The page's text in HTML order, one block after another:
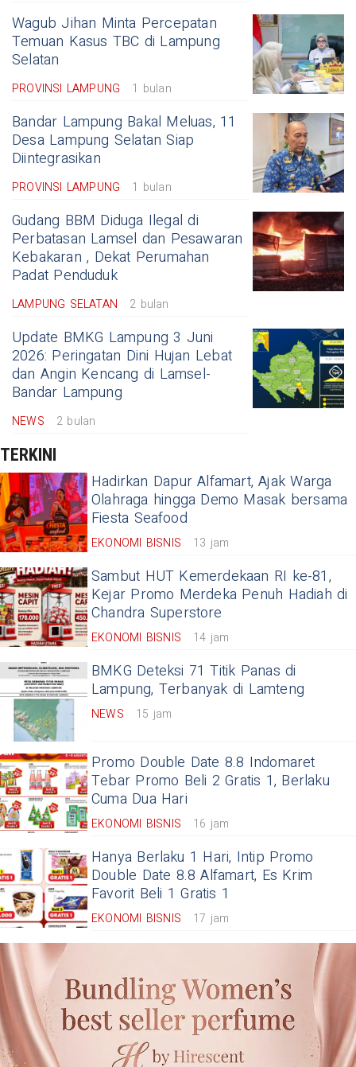
Wagub Jihan Minta Percepatan
Temuan Kasus TBC di Lampung
Selatan
PROVINSI LAMPUNG 1 bulan
Bandar Lampung Bakal Meluas, 11
Desa Lampung Selatan Siap
Diintegrasikan
PROVINSI LAMPUNG 1 bulan
Gudang BBM Diduga Ilegal di
Perbatasan Lamsel dan Pesawaran
Kebakaran , Dekat Perumahan
Padat Penduduk
LAMPUNG SELATAN 2 bulan
Update BMKG Lampung 3 Juni
2026: Peringatan Dini Hujan Lebat
dan Angin Kencang di Lamsel-
Bandar Lampung
NEWS 2 bulan
TERKINI
Hadirkan Dapur Alfamart, Ajak Warga
Olahraga hingga Demo Masak bersama
Fiesta Seafood
EKONOMI BISNIS 13 jam
Sambut HUT Kemerdekaan RI ke-81,
Kejar Promo Merdeka Penuh Hadiah di
Chandra Superstore
EKONOMI BISNIS 14 jam
BMKG Deteksi 71 Titik Panas di
Lampung, Terbanyak di Lamteng
NEWS 15 jam
Promo Double Date 8.8 Indomaret
Tebar Promo Beli 2 Gratis 1, Berlaku
Cuma Dua Hari
EKONOMI BISNIS 16 jam
Hanya Berlaku 1 Hari, Intip Promo
Double Date 8.8 Alfamart, Es Krim
Favorit Beli 1 Gratis 1
EKONOMI BISNIS 17 jam